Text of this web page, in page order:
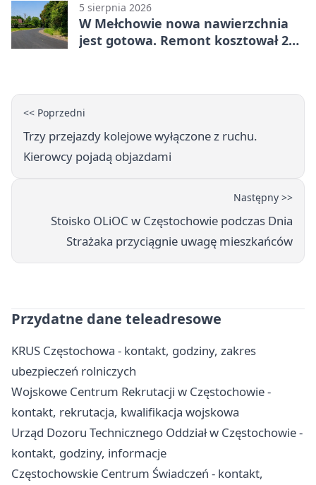
5 sierpnia 2026
W Mełchowie nowa nawierzchnia
jest gotowa. Remont kosztował 222
<< Poprzedni
Trzy przejazdy kolejowe wyłączone z ruchu.
Kierowcy pojadą objazdami
Następny >>
Stoisko OLiOC w Częstochowie podczas Dnia
Strażaka przyciągnie uwagę mieszkańców
Przydatne dane teleadresowe
KRUS Częstochowa - kontakt, godziny, zakres
ubezpieczeń rolniczych
Wojskowe Centrum Rekrutacji w Częstochowie -
kontakt, rekrutacja, kwalifikacja wojskowa
Urząd Dozoru Technicznego Oddział w Częstochowie -
kontakt, godziny, informacje
Częstochowskie Centrum Świadczeń - kontakt,